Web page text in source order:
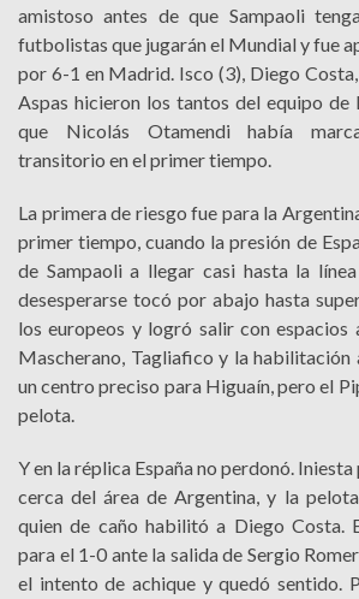
amistoso antes de que Sampaoli
futbolistas que jugarán el Mundial y fue
por 6-1 en Madrid. Isco (3), Diego
Aspas hicieron los tantos del equipo de
que Nicolás Otamendi había
transitorio en el primer tiempo.
La primera de riesgo fue para la
primer tiempo, cuando la presión de
de Sampaoli a llegar casi hasta la
desesperarse tocó por abajo hasta
los europeos y logró salir con espacios
Mascherano, Tagliafico y la habilitación
un centro preciso para Higuaín, pero el
pelota.
Y en la réplica España no perdonó.
cerca del área de Argentina, y la
quien de caño habilitó a Diego Costa.
para el 1-0 ante la salida de Sergio
el intento de achique y quedó sentido.